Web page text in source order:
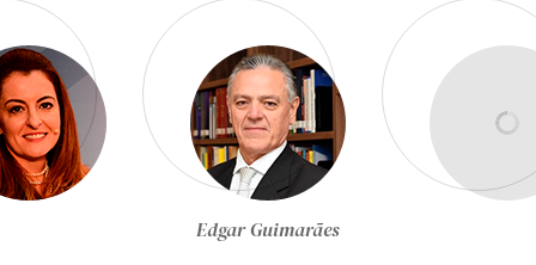
Egon Bockmann Moreira